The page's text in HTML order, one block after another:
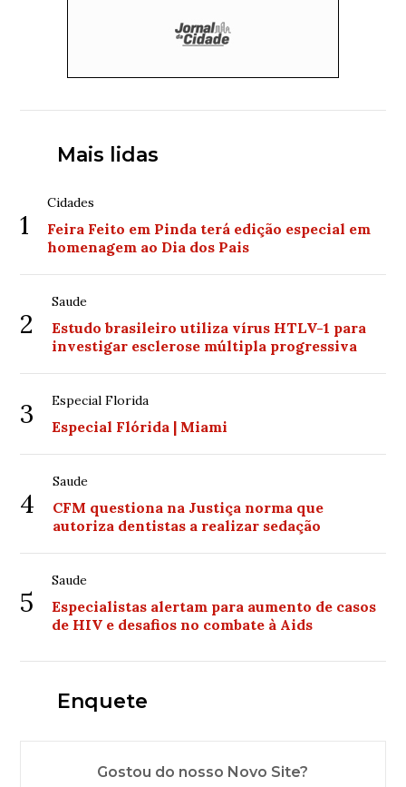
Mais lidas
1
Cidades
Feira Feito em Pinda terá edição especial em
homenagem ao Dia dos Pais
2
Saude
Estudo brasileiro utiliza vírus HTLV-1 para
investigar esclerose múltipla progressiva
3 Especial Florida
Especial Flórida | Miami
4
Saude
CFM questiona na Justiça norma que
autoriza dentistas a realizar sedação
5
Saude
Especialistas alertam para aumento de casos
de HIV e desafios no combate à Aids
Enquete
Gostou do nosso Novo Site?